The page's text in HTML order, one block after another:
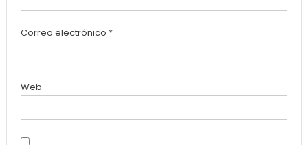
Correo electrónico *
Web